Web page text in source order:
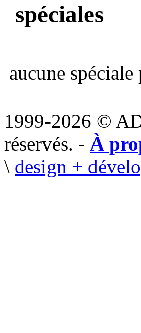
spéciales
aucune
1999-2026 ©
réservés. - À
\ design +